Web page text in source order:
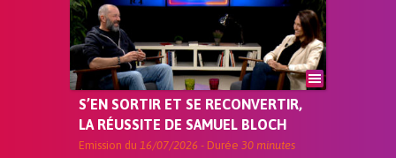
S’EN SORTIR ET SE RECONVERTIR,
LA RÉUSSITE DE SAMUEL BLOCH
Emission du 16/07/2026 - Durée 30 minutes